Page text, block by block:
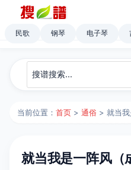
民歌 钢琴 电子琴
当前位置：首页 >通俗 > 就当
就当我是一阵风（